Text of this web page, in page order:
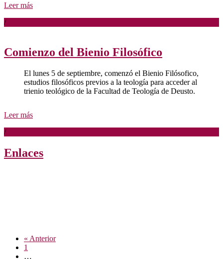
Leer más
/
Comienzo del Bienio Filosófico
El lunes 5 de septiembre, comenzó el Bienio Filósofico,
estudios filosóficos previos a la teología para acceder al
trienio teológico de la Facultad de Teología de Deusto.
Leer más
/
Enlaces
Navegación
« Anterior
1
…